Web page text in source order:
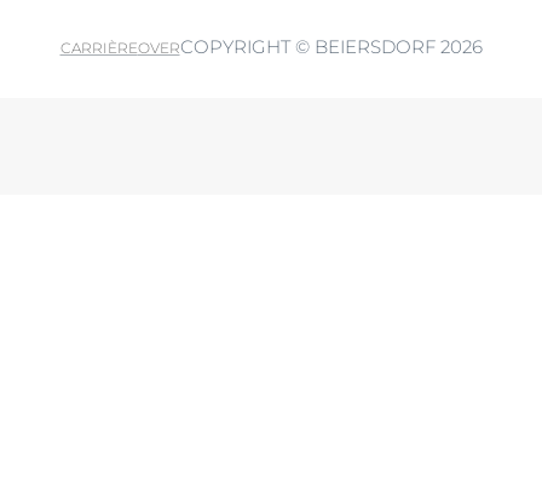
CARRIÈREOVERCOPYRIGHT © BEIERSDORF 2026